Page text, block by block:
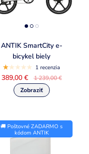
ANTIK SmartCity e-
bicykel biely
1 recenzia
389,00 € 1 239,00 €
🚚 Poštovné ZADARMO s
kódom ANTIK